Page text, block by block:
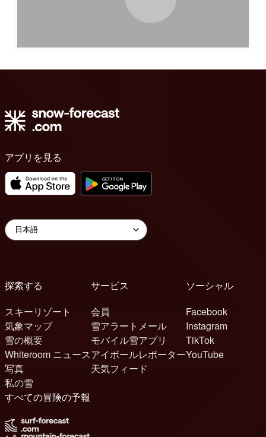
アプリを見る
探索する
スキーリゾート
気象マップ
雪の概要
Whiteroom ニュース
写真
私の雪
サービス
会員
雪アラートメール
モバイル雪アプリ
アイボールレポーター
天気フィード
ソーシャル
Facebook
Instagram
TikTok
YouTube
すべての冒険の予報